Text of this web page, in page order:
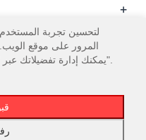
+
المرور على موقع
استخدامنا لكافة cookies. يمكنك إدارة تفضيلاتك عبر "الإعدادات".